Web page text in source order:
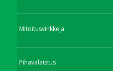
Mitoitusvinkkejä
Pihavalaistus